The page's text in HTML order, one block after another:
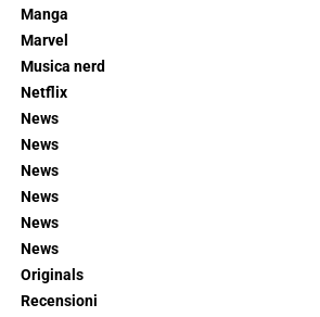
Manga
Marvel
Musica nerd
Netflix
News
News
News
News
News
News
Originals
Recensioni